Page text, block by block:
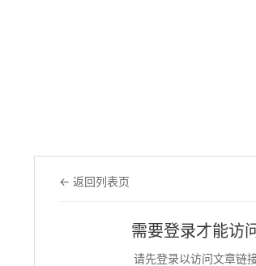
← 返回列表页
需要登录才能访
请先登录以访问文章链